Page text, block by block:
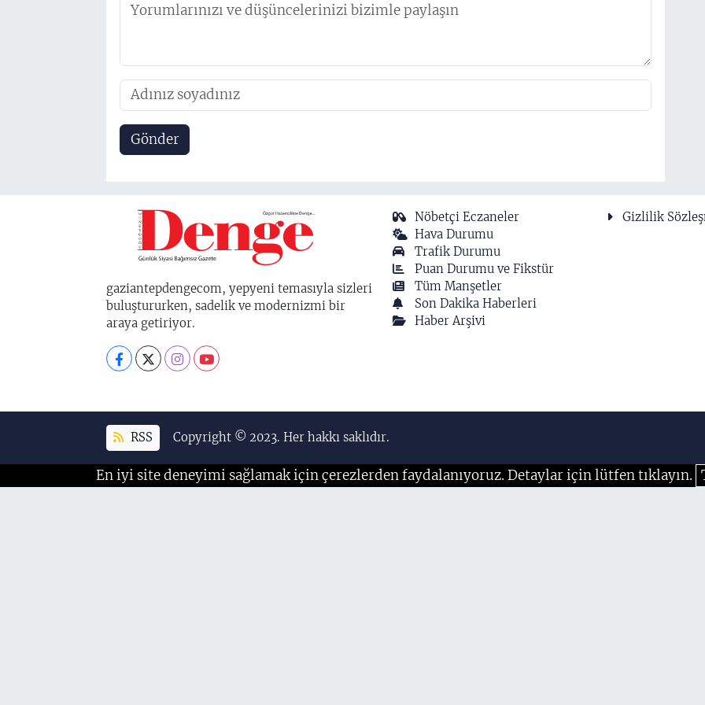
Gönder
gaziantepdengecom, yepyeni temasıyla sizleri
buluştururken, sadelik ve modernizmi bir
araya getiriyor.
Nöbetçi Eczaneler
Hava Durumu
Trafik Durumu
Puan Durumu ve Fikstür
Tüm Manşetler
Son Dakika Haberleri
Haber Arşivi
Gizlilik
RSS Copyright © 2023. Her hakkı saklıdır.
En iyi site deneyimi sağlamak için çerezlerden faydalanıyoruz. Detaylar için lütfen tıklayın.